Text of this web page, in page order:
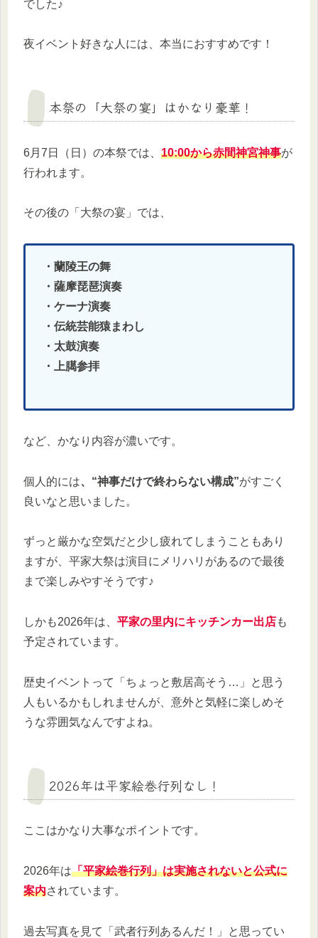
でした♪
夜イベント好きな人には、本当におすすめです！
本祭の「大祭の宴」はかなり豪華！
6月7日（日）の本祭では、 10:00から赤間神宮神事が
行われます。
その後の「大祭の宴」では、
・蘭陵王の舞
・薩摩琵琶演奏
・ケーナ演奏
・伝統芸能猿まわし
・太鼓演奏
・上臈参拝
など、かなり内容が濃いです。
個人的には、“神事だけで終わらない構成”がすごく
良いなと思いました。
ずっと厳かな空気だと少し疲れてしまうこともあり
ますが、平家大祭は演目にメリハリがあるので最後
まで楽しみやすそうです♪
しかも2026年は、 平家の里内にキッチンカー出店も
予定されています。
歴史イベントって「ちょっと敷居高そう…」と思う
人もいるかもしれませんが、意外と気軽に楽しめそ
うな雰囲気なんですよね。
2026年は平家絵巻行列なし！
ここはかなり大事なポイントです。
2026年は「平家絵巻行列」は実施されないと公式に
案内されています。
過去写真を見て「武者行列あるんだ！」と思ってい